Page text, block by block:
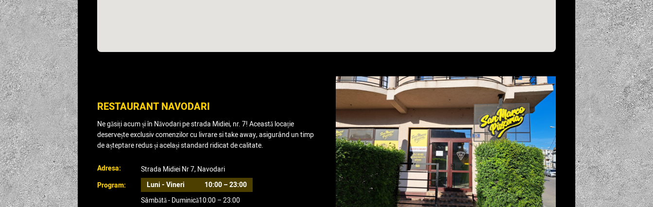
RESTAURANT NAVODARI
Ne găsiți acum și în Năvodari pe strada Midiei, nr. 7! Această locație
deservește exclusiv comenzilor cu livrare si take away, asigurând un timp
de așteptare redus și același standard ridicat de calitate.
Adresa:
Strada Midiei Nr 7, Navodari
Program:
Luni - Vineri
10:00 – 23:00
Sâmbătă - Duminică10:00 – 23:00